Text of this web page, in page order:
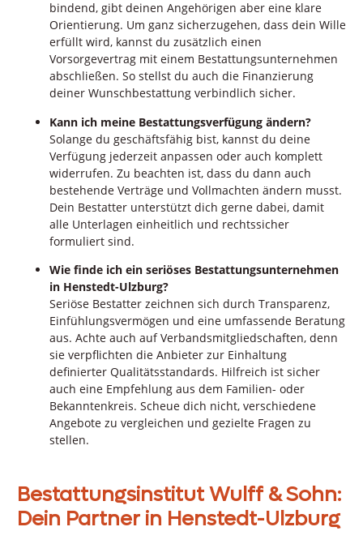
bindend, gibt deinen Angehörigen aber eine klare
Orientierung. Um ganz sicherzugehen, dass dein Wille
erfüllt wird, kannst du zusätzlich einen
Vorsorgevertrag mit einem Bestattungsunternehmen
abschließen. So stellst du auch die Finanzierung
deiner Wunschbestattung verbindlich sicher.
Kann ich meine Bestattungsverfügung ändern?
Solange du geschäftsfähig bist, kannst du deine
Verfügung jederzeit anpassen oder auch komplett
widerrufen. Zu beachten ist, dass du dann auch
bestehende Verträge und Vollmachten ändern musst.
Dein Bestatter unterstützt dich gerne dabei, damit
alle Unterlagen einheitlich und rechtssicher
formuliert sind.
Wie finde ich ein seriöses Bestattungsunternehmen
in Henstedt-Ulzburg?
Seriöse Bestatter zeichnen sich durch Transparenz,
Einfühlungsvermögen und eine umfassende Beratung
aus. Achte auch auf Verbandsmitgliedschaften, denn
sie verpflichten die Anbieter zur Einhaltung
definierter Qualitätsstandards. Hilfreich ist sicher
auch eine Empfehlung aus dem Familien- oder
Bekanntenkreis. Scheue dich nicht, verschiedene
Angebote zu vergleichen und gezielte Fragen zu
stellen.
Bestattungsinstitut Wulff & Sohn:
Dein Partner in Henstedt-Ulzburg